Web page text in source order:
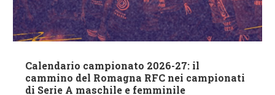
Calendario campionato 2026-27: il
cammino del Romagna RFC nei campionati
di Serie A maschile e femminile